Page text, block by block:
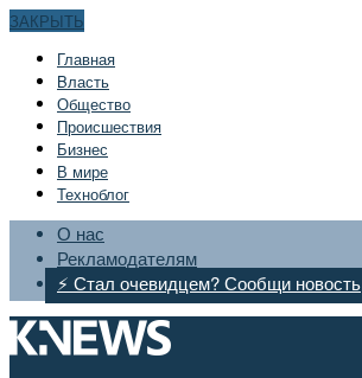
ЗАКРЫТЬ
Главная
Bласть
Общество
Происшествия
Бизнес
В мире
Техноблог
О нас
Рекламодателям
⚡ Стал очевидцем? Сообщи новость